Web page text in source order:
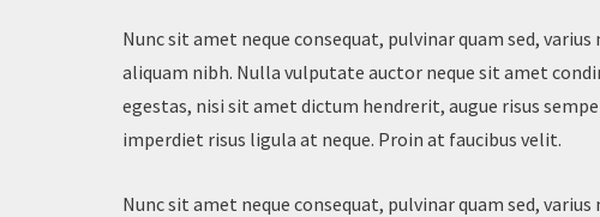
Nunc sit amet neque consequat, pulvinar quam sed,
aliquam nibh. Nulla vulputate auctor neque sit amet
egestas, nisi sit amet dictum hendrerit, augue risus
imperdiet risus ligula at neque. Proin at faucibus velit.
Nunc sit amet neque consequat, pulvinar quam sed,